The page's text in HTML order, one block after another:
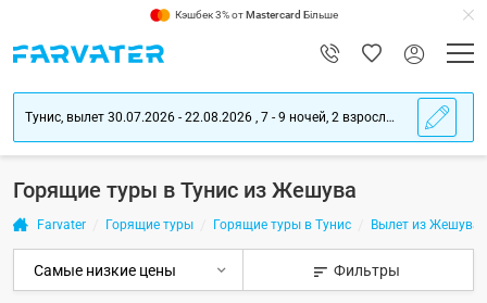
Кэшбек 3% отMastercard Більше
Тунис, вылет 30.07.2026 - 22.08.2026 , 7 - 9 ночей, 2 взрослых
Горящие туры в Тунис из Жешува
Farvater Горящие туры Горящие туры в Тунис Вылет из Жешува
Фильтры